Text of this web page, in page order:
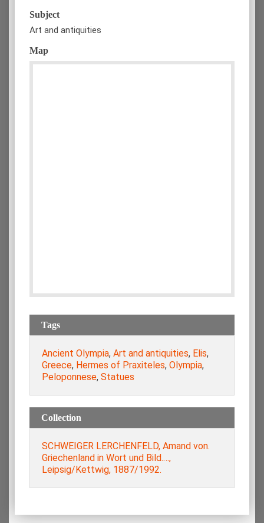
Subject
Art and antiquities
Map
Tags
Ancient Olympia, Art and antiquities, Elis,
Greece, Hermes of Praxiteles, Olympia,
Peloponnese, Statues
Collection
SCHWEIGER LERCHENFELD, Amand von.
Griechenland in Wort und Bild.…,
Leipsig/Kettwig, 1887/1992.